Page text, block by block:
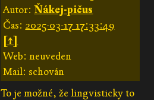
Autor:Ňákej-pičus
Čas: 2025-03-17 17:33:49
[↑]
Web: neuveden
Mail: schován
To je možné, že lingvisticky to